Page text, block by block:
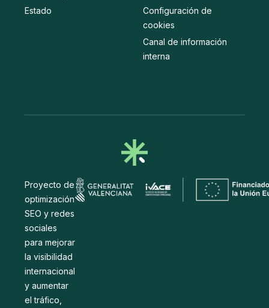
Estado
Configuración de
cookies
Canal de información
interna
Proyecto de
optimización
SEO y redes
sociales
para mejorar
la visibilidad
internacional
y aumentar
el tráfico,